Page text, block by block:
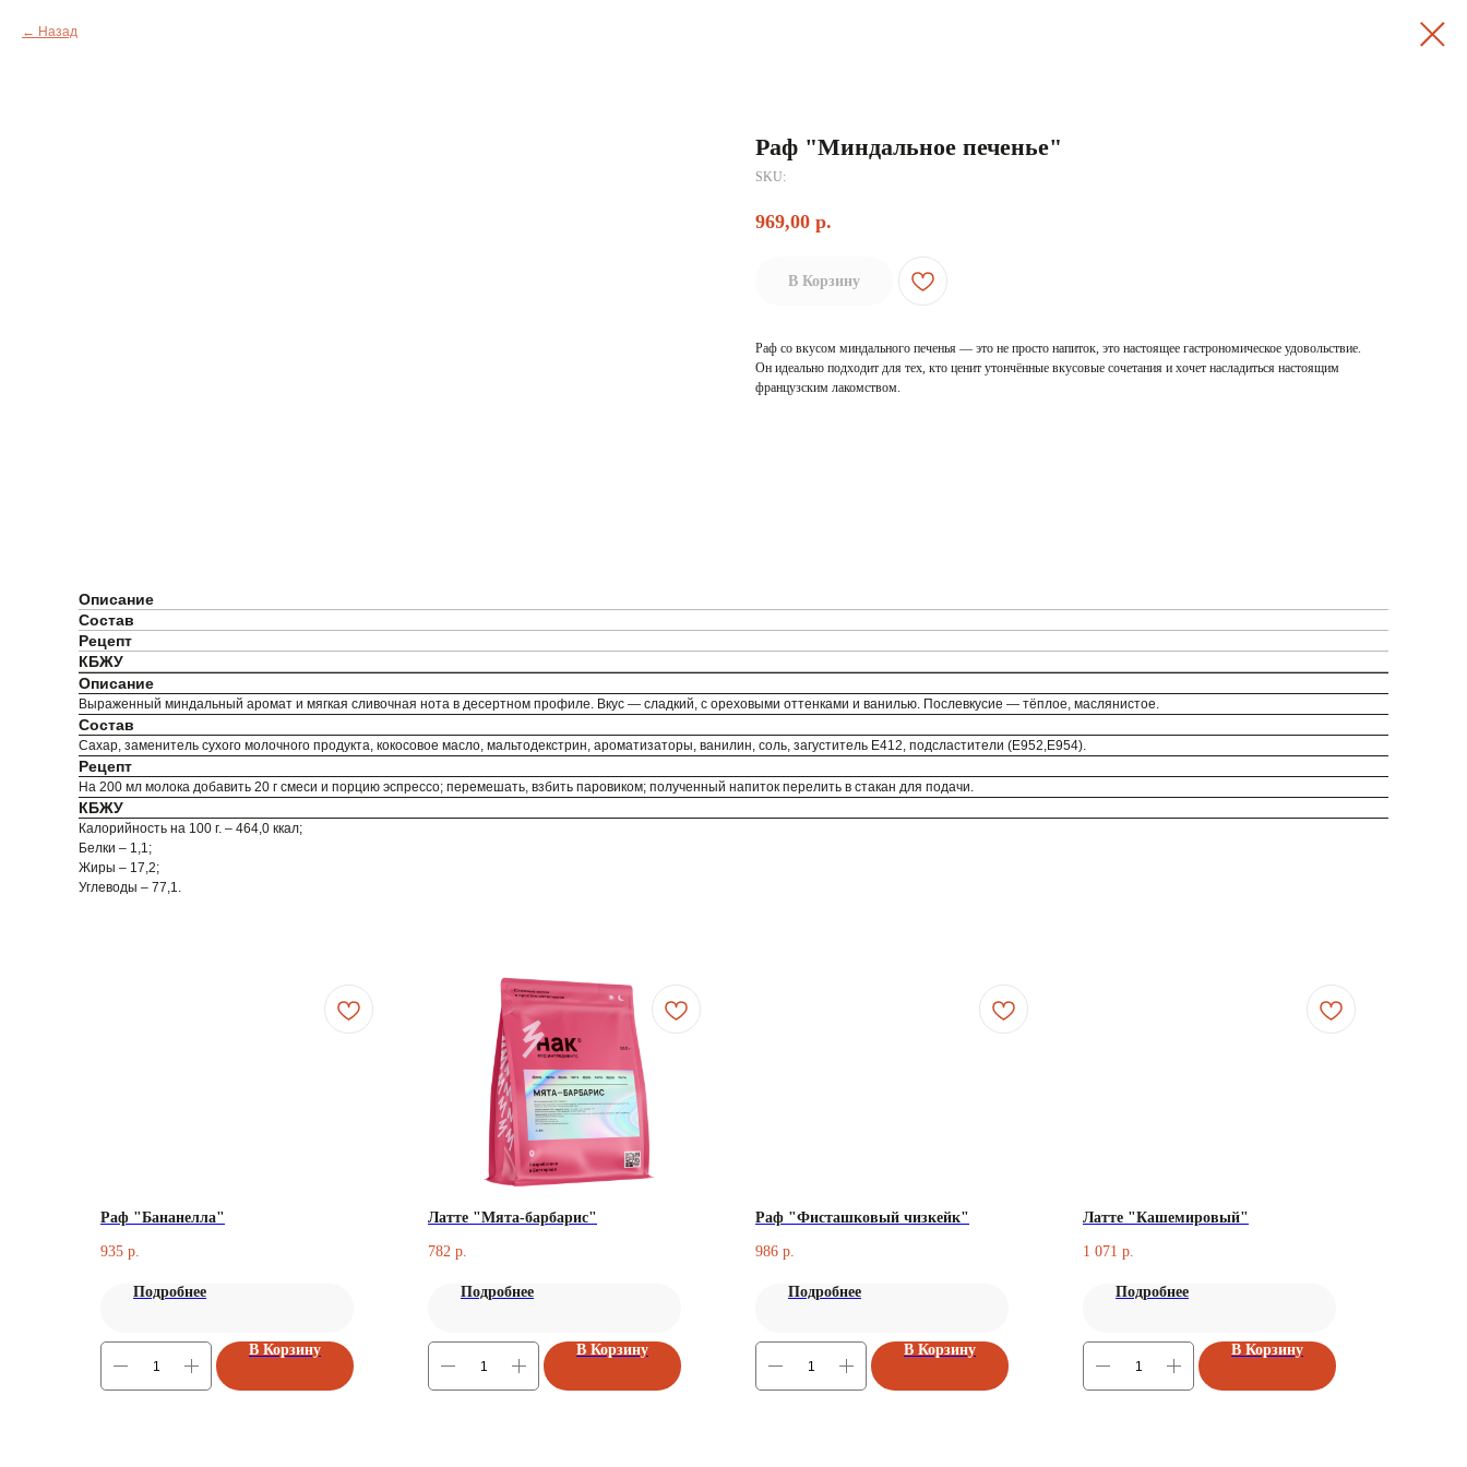
Назад
Раф "Миндальное печенье"
SKU:
969,00 р.
В Корзину
Раф со вкусом миндального печенья — это не просто напиток, это настоящее гастрономическое удовольствие.
Он идеально подходит для тех, кто ценит утончённые вкусовые сочетания и хочет насладиться настоящим
французским лакомством.
Описание
Состав
Рецепт
КБЖУ
Описание
Выраженный миндальный аромат и мягкая сливочная нота в десертном профиле. Вкус — сладкий, с ореховыми оттенками и ванилью. Послевкусие — тёплое, маслянистое.
Состав
Сахар, заменитель сухого молочного продукта, кокосовое масло, мальтодекстрин, ароматизаторы, ванилин, соль, загуститель Е412, подсластители (Е952,Е954).
Рецепт
На 200 мл молока добавить 20 г смеси и порцию эспрессо; перемешать, взбить паровиком; полученный напиток перелить в стакан для подачи.
КБЖУ
Калорийность на 100 г. – 464,0 ккал;
Белки – 1,1;
Жиры – 17,2;
Углеводы – 77,1.
Раф "Бананелла"
935 р.
Подробнее
В Корзину
Латте "Мята-барбарис"
782 р.
Подробнее
В Корзину
Раф "Фисташковый чизкейк"
986 р.
Подробнее
В Корзину
Латте "Кашемировый"
1 071 р.
Подробнее
В Корзину